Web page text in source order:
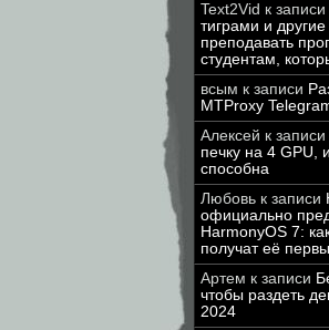
Text2Vid к записи
тиграми и
преподавать
студентам,
всым к записи
MTProxy
Алексей к записи
печку на 4 GPU,
способна
Любовь к записи
официально
HarmonyOS 7:
получат её
Артем к записи
чтобы раздеть
2024